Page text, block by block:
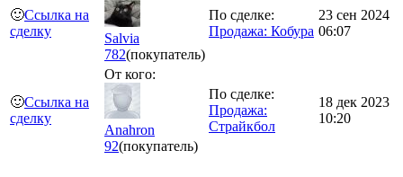
🙂Ссылка на
сделку
Salvia
782(покупатель)
По сделке:
Продажа: Кобура
23 сен 2024
06:07
🙂Ссылка на
сделку
От кого:
Anahron
92(покупатель)
По сделке:
Продажа:
Страйкбол
18 дек 2023
10:20